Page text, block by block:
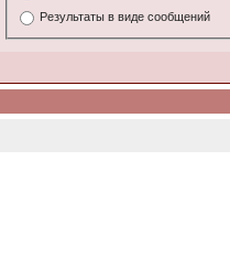
Результаты в виде сообщений